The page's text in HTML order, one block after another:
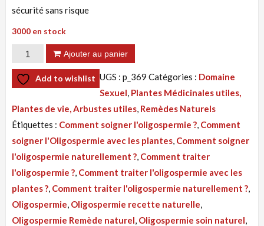
sécurité sans risque
3000 en stock
quantité
de
Tisane
:
Oligospermie
Recette
Naturelle
Par
Les
Plantes
Ajouter au panier
Add to wishlist UGS : p_369 Catégories : Domaine
Sexuel, Plantes Médicinales utiles,
Plantes de vie, Arbustes utiles, Remèdes Naturels
Étiquettes : Comment soigner l'oligospermie ?, Comment
soigner l'Oligospermie avec les plantes, Comment soigner
l'oligospermie naturellement ?, Comment traiter
l'oligospermie ?, Comment traiter l'oligospermie avec les
plantes ?, Comment traiter l'oligospermie naturellement ?,
Oligospermie, Oligospermie recette naturelle,
Oligospermie Remède naturel, Oligospermie soin naturel,